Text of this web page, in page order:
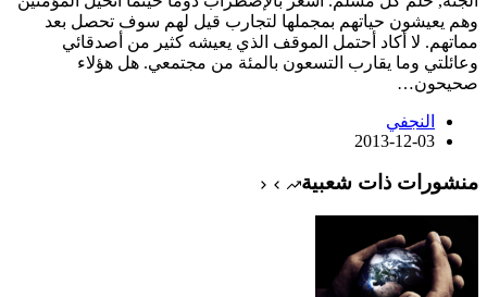
وهم يعيشون حياتهم بمجملها لتجارب قيل لهم سوف تحصل بعد
مماتهم. لا أكاد أحتمل الموقف الذي يعيشه كثير من أصدقائي
وعائلتي وما يقارب التسعون بالمئة من مجتمعي. هل هؤلاء
صحيحون…
النجفي
2013-12-03
منشورات ذات شعبية